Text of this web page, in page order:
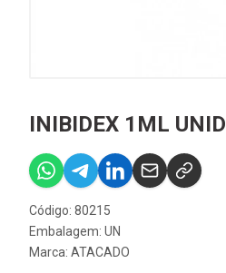
INIBIDEX 1ML UNID
Código: 80215
Embalagem: UN
Marca: ATACADO